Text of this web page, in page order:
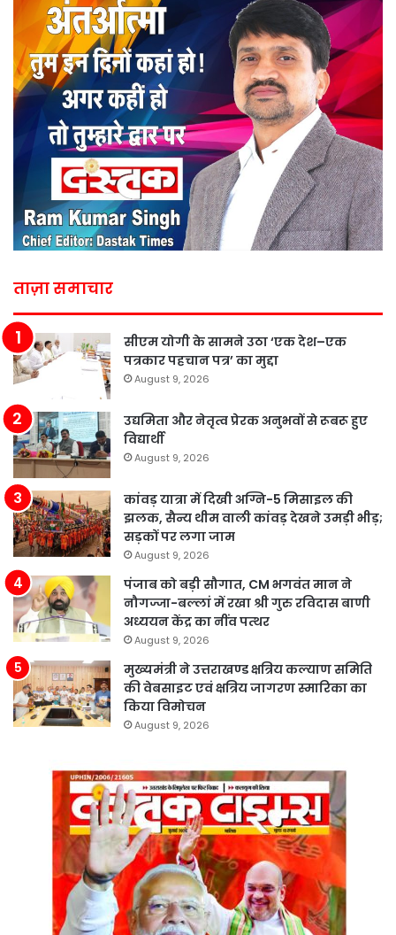
ताज़ा समाचार
सीएम योगी के सामने उठा ‘एक देश–एक
पत्रकार पहचान पत्र’ का मुद्दा
August 9, 2026
उद्यमिता और नेतृत्व प्रेरक अनुभवों से रूबरू हुए
विद्यार्थी
August 9, 2026
कांवड़ यात्रा में दिखी अग्नि-5 मिसाइल की
झलक, सैन्य थीम वाली कांवड़ देखने उमड़ी भीड़;
सड़कों पर लगा जाम
August 9, 2026
पंजाब को बड़ी सौगात, CM भगवंत मान ने
नौगज्जा-बल्लां में रखा श्री गुरु रविदास बाणी
अध्ययन केंद्र का नींव पत्थर
August 9, 2026
मुख्यमंत्री ने उत्तराखण्ड क्षत्रिय कल्याण समिति
की वेबसाइट एवं क्षत्रिय जागरण स्मारिका का
किया विमोचन
August 9, 2026